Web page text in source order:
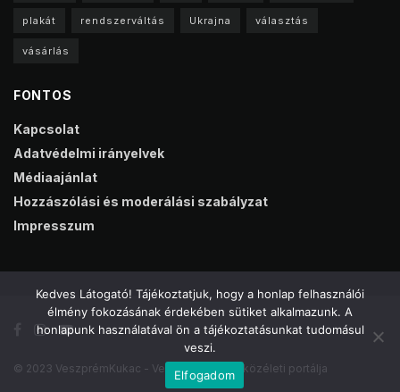
plakát rendszerváltás Ukrajna választás
vásárlás
FONTOS
Kapcsolat
Adatvédelmi irányelvek
Médiaajánlat
Hozzászólási és moderálási szabályzat
Impresszum
© 2023 VeszprémKukac - Veszprém online közéleti portálja
Kedves Látogató! Tájékoztatjuk, hogy a honlap felhasználói
élmény fokozásának érdekében sütiket alkalmazunk. A
honlapunk használatával ön a tájékoztatásunkat tudomásul
veszi.
Elfogadom